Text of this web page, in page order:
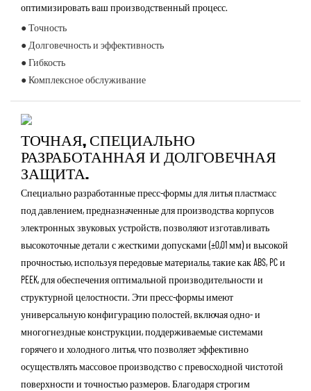
оптимизировать ваш производственный процесс.
● Точность
● Долговечность и эффективность
● Гибкость
● Комплексное обслуживание
ТОЧНАЯ, СПЕЦИАЛЬНО
РАЗРАБОТАННАЯ И ДОЛГОВЕЧНАЯ
ЗАЩИТА.
Специально разработанные пресс-формы для литья пластмасс
под давлением, предназначенные для производства корпусов
электронных звуковых устройств, позволяют изготавливать
высокоточные детали с жесткими допусками (±0,01 мм) и высокой
прочностью, используя передовые материалы, такие как ABS, PC и
PEEK, для обеспечения оптимальной производительности и
структурной целостности. Эти пресс-формы имеют
универсальную конфигурацию полостей, включая одно- и
многогнездные конструкции, поддерживаемые системами
горячего и холодного литья, что позволяет эффективно
осуществлять массовое производство с превосходной чистотой
поверхности и точностью размеров. Благодаря строгим